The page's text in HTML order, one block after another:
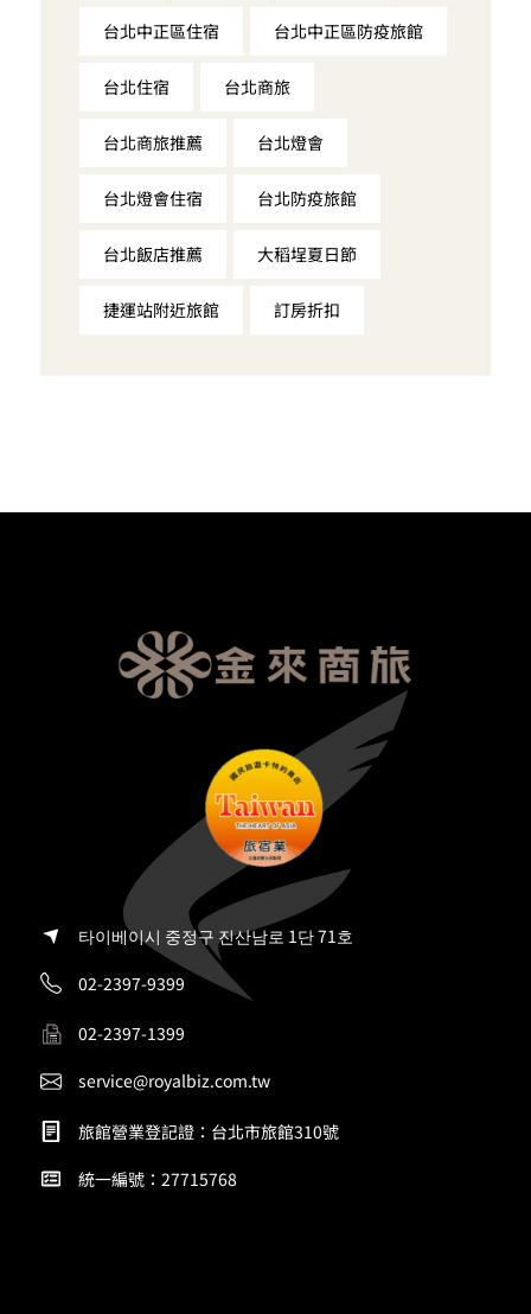
台北中正區住宿 台北中正區防疫旅館
台北住宿 台北商旅
台北商旅推薦 台北燈會
台北燈會住宿 台北防疫旅館
台北飯店推薦 大稻埕夏日節
捷運站附近旅館 訂房折扣
타이베이시 중정구 진산남로 1단 71호
02-2397-9399
02-2397-1399
service@royalbiz.com.tw
旅館營業登記證：台北市旅館310號
統一編號：27715768